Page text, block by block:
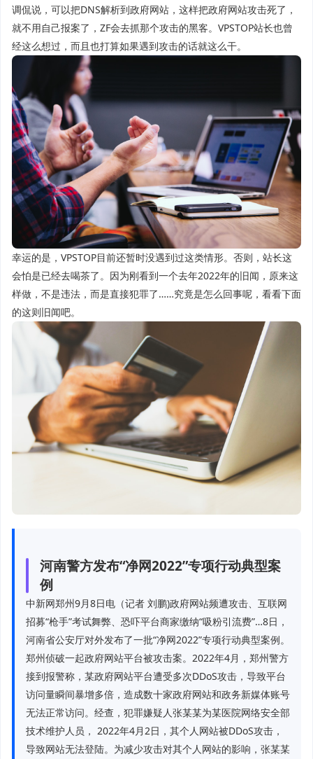
调侃说，可以把DNS解析到政府网站，这样把政府网站攻击死了，
就不用自己报案了，ZF会去抓那个攻击的黑客。VPSTOP站长也曾
经这么想过，而且也打算如果遇到攻击的话就这么干。
幸运的是，VPSTOP目前还暂时没遇到过这类情形。否则，站长这
会怕是已经去喝茶了。因为刚看到一个去年2022年的旧闻，原来这
样做，不是违法，而是直接犯罪了……究竟是怎么回事呢，看看下面
的这则旧闻吧。
河南警方发布“净网2022”专项行动典型案
例
中新网郑州9月8日电（记者 刘鹏)政府网站频遭攻击、互联网
招募“枪手”考试舞弊、恐吓平台商家缴纳“吸粉引流费”…8日，
河南省公安厅对外发布了一批“净网2022”专项行动典型案例。
郑州侦破一起政府网站平台被攻击案。2022年4月，郑州警方
接到报警称，某政府网站平台遭受多次DDoS攻击，导致平台
访问量瞬间暴增多倍，造成数十家政府网站和政务新媒体账号
无法正常访问。经查，犯罪嫌疑人张某某为某医院网络安全部
技术维护人员， 2022年4月2日，其个人网站被DDoS攻击，
导致网站无法登陆。为减少攻击对其个人网站的影响，张某某